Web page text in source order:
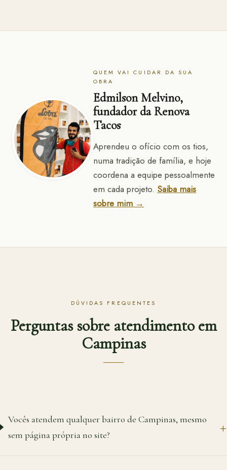
QUEM VAI CUIDAR DA SUA
OBRA
Edmilson Melvino,
fundador da Renova
Tacos
Aprendeu o ofício com os tios,
numa tradição de família, e hoje
coordena a equipe pessoalmente
em cada projeto. Saiba mais
sobre mim →
DÚVIDAS FREQUENTES
Perguntas sobre atendimento em
Campinas
Vocês atendem qualquer bairro de Campinas, mesmo
sem página própria no site?